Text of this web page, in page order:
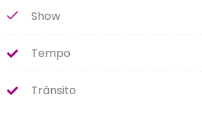
Show
Tempo
Trânsito